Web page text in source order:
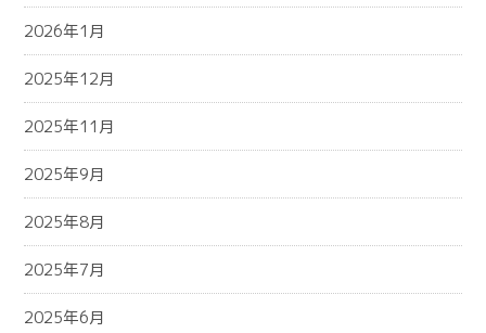
2026年1月
2025年12月
2025年11月
2025年9月
2025年8月
2025年7月
2025年6月